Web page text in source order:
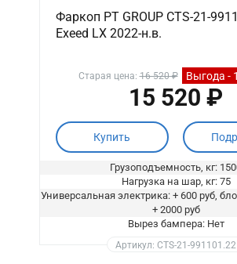
Фаркоп PT GROUP CTS-21-
Exeed LX 2022-н.в.
Старая цена:16 520 ₽ Выгода -
15 520 ₽
Купить
Грузоподъемность, кг:
Нагрузка на шар, кг: 75
Универсальная электрика: + 600 руб,
+ 2000 руб
Вырез бампера: Нет
Артикул: CTS-21-991101.22